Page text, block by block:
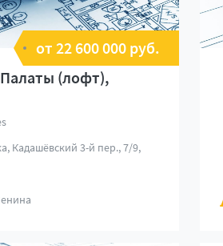
от 22 600 000 руб.
(лофт),
Кадашёвский 3-й пер., 7/9,